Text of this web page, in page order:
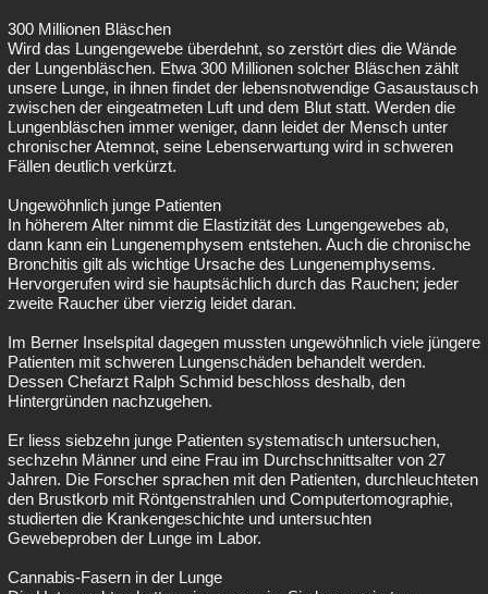
300 Millionen Bläschen
Wird das Lungengewebe überdehnt, so zerstört dies die Wände
der Lungenbläschen. Etwa 300 Millionen solcher Bläschen zählt
unsere Lunge, in ihnen findet der lebensnotwendige Gasaustausch
zwischen der eingeatmeten Luft und dem Blut statt. Werden die
Lungenbläschen immer weniger, dann leidet der Mensch unter
chronischer Atemnot, seine Lebenserwartung wird in schweren
Fällen deutlich verkürzt.
Ungewöhnlich junge Patienten
In höherem Alter nimmt die Elastizität des Lungengewebes ab,
dann kann ein Lungenemphysem entstehen. Auch die chronische
Bronchitis gilt als wichtige Ursache des Lungenemphysems.
Hervorgerufen wird sie hauptsächlich durch das Rauchen; jeder
zweite Raucher über vierzig leidet daran.
Im Berner Inselspital dagegen mussten ungewöhnlich viele jüngere
Patienten mit schweren Lungenschäden behandelt werden.
Dessen Chefarzt Ralph Schmid beschloss deshalb, den
Hintergründen nachzugehen.
Er liess siebzehn junge Patienten systematisch untersuchen,
sechzehn Männer und eine Frau im Durchschnittsalter von 27
Jahren. Die Forscher sprachen mit den Patienten, durchleuchteten
den Brustkorb mit Röntgenstrahlen und Computertomographie,
studierten die Krankengeschichte und untersuchten
Gewebeproben der Lunge im Labor.
Cannabis-Fasern in der Lunge